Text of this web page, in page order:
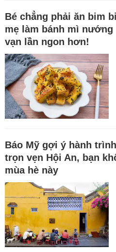
Bé chẳng phải ăn bim
mẹ làm bánh mì
vạn lần ngon hơn!
Báo Mỹ gợi ý hành
trọn vẹn Hội An, bạn
mùa hè này